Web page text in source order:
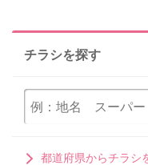
チラシを探す
都道府県からチラシ